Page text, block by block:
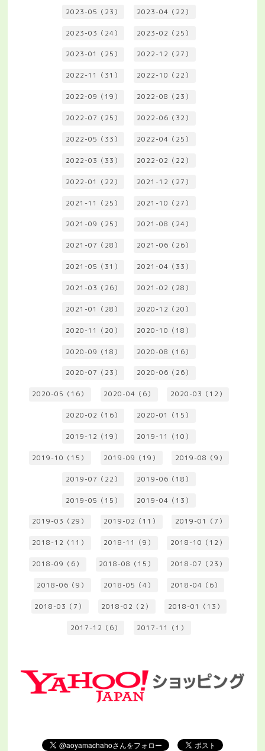
2023-05（23） 2023-04（22）
2023-03（24） 2023-02（25）
2023-01（25） 2022-12（27）
2022-11（31） 2022-10（22）
2022-09（19） 2022-08（23）
2022-07（25） 2022-06（32）
2022-05（33） 2022-04（25）
2022-03（33） 2022-02（22）
2022-01（22） 2021-12（27）
2021-11（25） 2021-10（27）
2021-09（25） 2021-08（24）
2021-07（28） 2021-06（26）
2021-05（31） 2021-04（33）
2021-03（26） 2021-02（28）
2021-01（28） 2020-12（20）
2020-11（20） 2020-10（18）
2020-09（18） 2020-08（16）
2020-07（23） 2020-06（26）
2020-05（16） 2020-04（6） 2020-03（12）
2020-02（16） 2020-01（15）
2019-12（19） 2019-11（10）
2019-10（15） 2019-09（19） 2019-08（9）
2019-07（22） 2019-06（18）
2019-05（15） 2019-04（13）
2019-03（29） 2019-02（11） 2019-01（7）
2018-12（11） 2018-11（9） 2018-10（12）
2018-09（6） 2018-08（15） 2018-07（23）
2018-06（9） 2018-05（4） 2018-04（6）
2018-03（7） 2018-02（2） 2018-01（13）
2017-12（6） 2017-11（1）